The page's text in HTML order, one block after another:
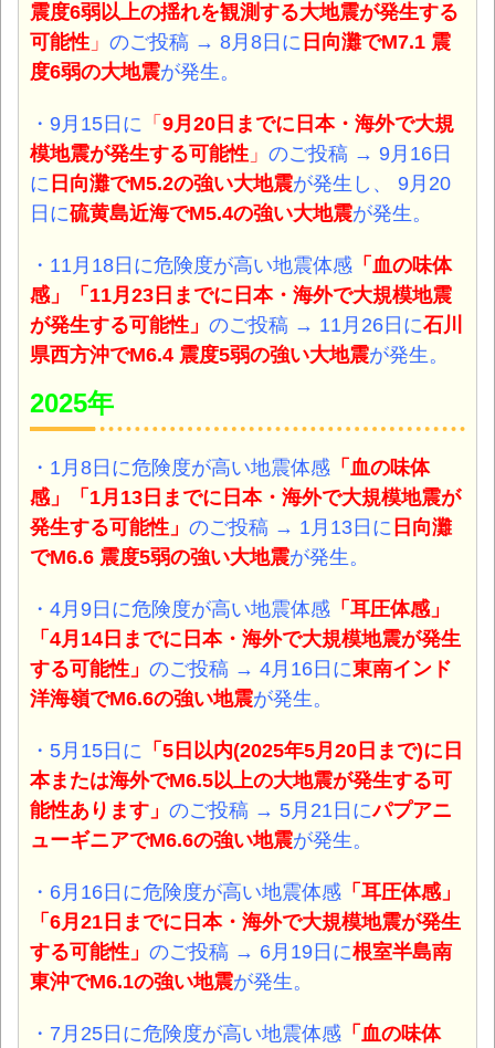
震度6弱以上の揺れを観測する大地震が発生する
可能性 」 のご投稿 → 8月8日に 日向灘でM7.1 震
度6弱の大地震が発生。
・9月15日に 「 9月20日までに日本・海外で大規
模地震が発生する可能性 」 のご投稿 → 9月16日
に 日向灘でM5.2の強い大地震が発生し、 9月20
日に硫黄島近海でM5.4の強い大地震が発生。
・11月18日に危険度が高い地震体感 「血の味体
感」「11月23日までに日本・海外で大規模地震
が発生する可能性」 のご投稿 → 11月26日に石川
県西方沖でM6.4 震度5弱の強い大地震が発生。
2025年
・1月8日に危険度が高い地震体感 「血の味体
感」「1月13日までに日本・海外で大規模地震が
発生する可能性」 のご投稿 → 1月13日に 日向灘
でM6.6 震度5弱の強い大地震が発生。
・4月9日に危険度が高い地震体感 「耳圧体感」
「4月14日までに日本・海外で大規模地震が発生
する可能性」 のご投稿 → 4月16日に東南インド
洋海嶺でM6.6の強い地震が発生。
・5月15日に 「5日以内(2025年5月20日まで)に日
本または海外でM6.5以上の大地震が発生する可
能性あります」 のご投稿 → 5月21日にパプアニ
ューギニアでM6.6の強い地震が発生。
・6月16日に危険度が高い地震体感 「耳圧体感」
「6月21日までに日本・海外で大規模地震が発生
する可能性」 のご投稿 → 6月19日に根室半島南
東沖でM6.1の強い地震が発生。
・7月25日に危険度が高い地震体感 「血の味体